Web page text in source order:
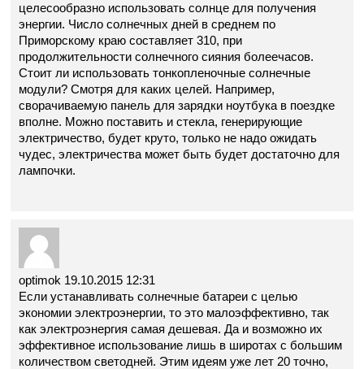
целесообразно использовать солнце для получения
энергии. Число солнечных дней в среднем по
Приморскому краю составляет 310, при
продолжительности солнечного сияния болеечасов.
Стоит ли использовать тонкопленочные солнечные
модули? Смотря для каких целей. Например,
сворачиваемую панель для зарядки ноутбука в поездке
вполне. Можно поставить и стекла, генерирующие
электричество, будет круто, только не надо ожидать
чудес, электричества может быть будет достаточно для
лампочки.
optimok 19.10.2015 12:31
Если устанавливать солнечные батареи с целью
экономии электроэнергии, то это малоэффективно, так
как электроэнергия самая дешевая. Да и возможно их
эффективное использование лишь в широтах с большим
количеством светодней. Этим идеям уже лет 20 точно,